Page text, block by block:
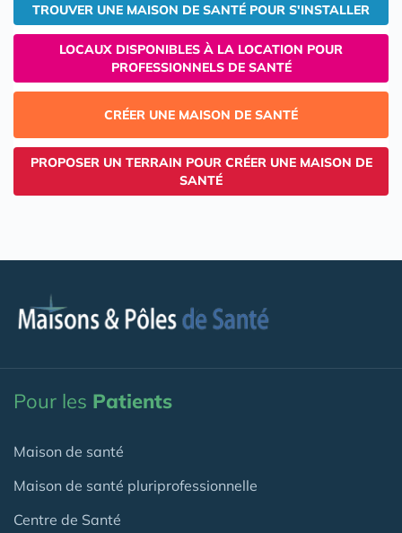
TROUVER UNE MAISON DE SANTÉ POUR S'INSTALLER
LOCAUX DISPONIBLES À LA LOCATION POUR
PROFESSIONNELS DE SANTÉ
CRÉER UNE MAISON DE SANTÉ
PROPOSER UN TERRAIN POUR CRÉER UNE MAISON DE
SANTÉ
Pour les Patients
Maison de santé
Maison de santé pluriprofessionnelle
Centre de Santé